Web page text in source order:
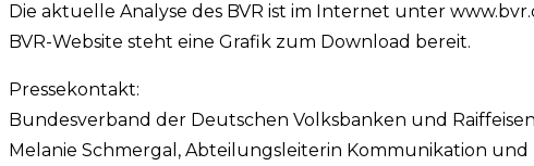
Die aktuelle Analyse des BVR ist im Internet unter
BVR-Website steht eine Grafik zum Download bereit.
Pressekontakt:
Bundesverband der Deutschen Volksbanken und
Melanie Schmergal, Abteilungsleiterin Kommunikation und